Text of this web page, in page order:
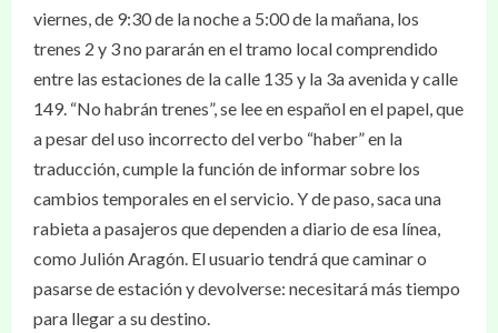
viernes, de 9:30 de la noche a 5:00 de la mañana, los
trenes 2 y 3 no pararán en el tramo local comprendido
entre las estaciones de la calle 135 y la 3a avenida y calle
149. “No habrán trenes”, se lee en español en el papel, que
a pesar del uso incorrecto del verbo “haber” en la
traducción, cumple la función de informar sobre los
cambios temporales en el servicio. Y de paso, saca una
rabieta a pasajeros que dependen a diario de esa línea,
como Julión Aragón. El usuario tendrá que caminar o
pasarse de estación y devolverse: necesitará más tiempo
para llegar a su destino.